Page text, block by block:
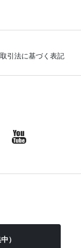
引法に基づく表記
）